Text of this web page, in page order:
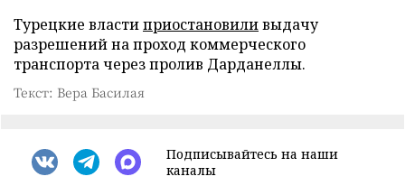
Турецкие властиприостановиливыдачу
разрешений на проход коммерческого
транспорта через пролив Дарданеллы.
Текст: Вера Басилая
Подписывайтесь на наши
каналы